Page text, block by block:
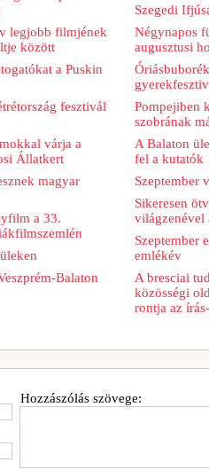
legjobb filmjének
között
a Puskin
fesztivál
várja a
Állatkert
magyar
a 33.
Balaton
Szegedi
Négynapos
augusztusi
Pompejiben
szobrának
A Balaton
fel a kutatók
Szeptember
Sikeresen
világzenével
Szeptember
emlékév
A bresciai
közösségi
rontja az
Hozzászólás szövege: